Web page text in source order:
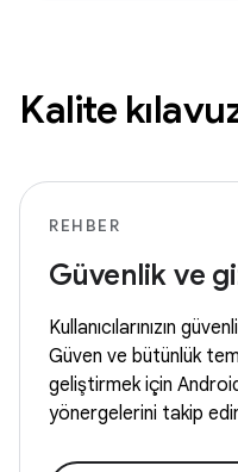
Kalite
REHBER
Güvenlik ve
Kullanıcılarınızın
Güven ve bütünlük
geliştirmek için
yönergelerini takip